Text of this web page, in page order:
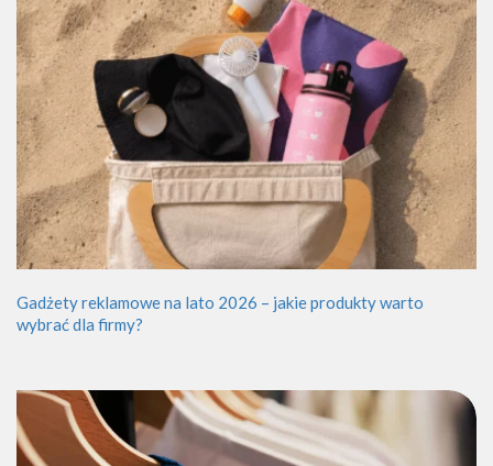
Gadżety reklamowe na lato 2026 – jakie produkty warto
wybrać dla firmy?